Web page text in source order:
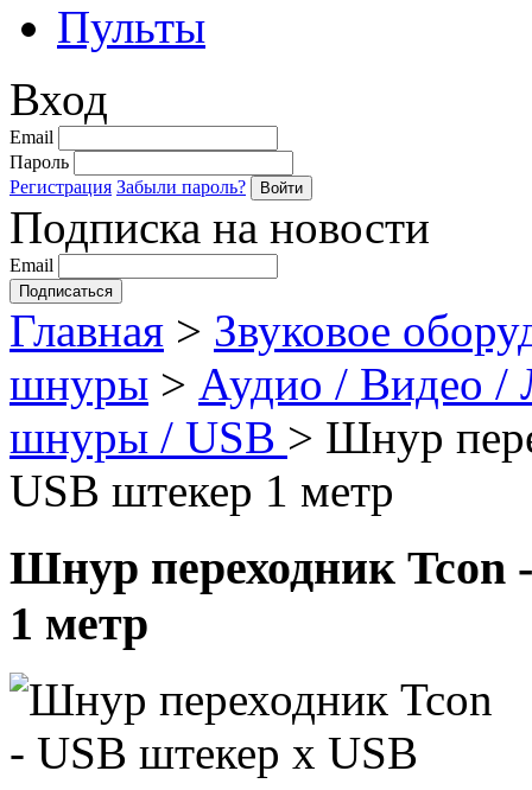
Пульты
Вход
Email
Пароль
Регистрация Забыли пароль?
Подписка на новости
Email
Главная > Звуковое
шнуры > Аудио / Видео /
шнуры / USB > Шнур
USB штекер 1 метр
Шнур переходник Tcon
1 метр